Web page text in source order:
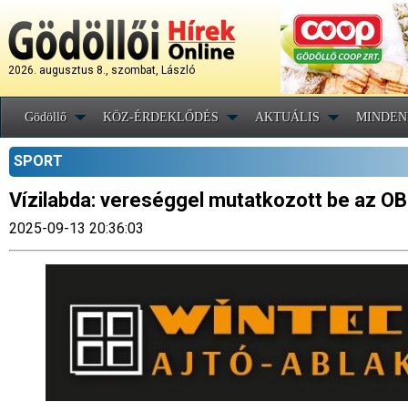
2026. augusztus 8., szombat, László
Gödöllő KÖZ-ÉRDEKLŐDÉS AKTUÁLIS
SPORT
Vízilabda: vereséggel mutatkozott be az
2025-09-13 20:36:03